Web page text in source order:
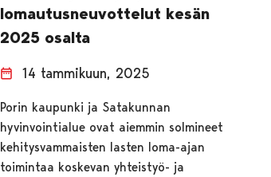
lomautusneuvottelut kesän
2025 osalta
14 tammikuun, 2025
Porin kaupunki ja Satakunnan
hyvinvointialue ovat aiemmin solmineet
kehitysvammaisten lasten loma-ajan
toimintaa koskevan yhteistyö- ja